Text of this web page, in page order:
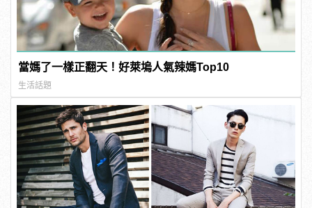
當媽了一樣正翻天！好萊塢人氣辣媽Top10
生活話題